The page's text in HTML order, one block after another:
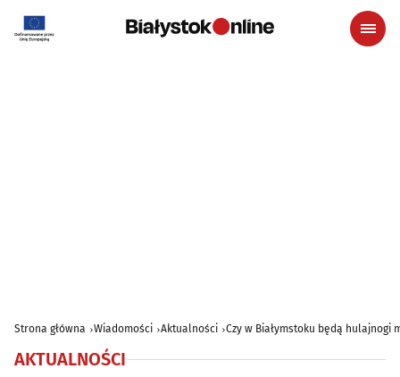
Strona główna Wiadomości Aktualności Czy w Białymstoku będą hulajnogi
AKTUALNOŚCI